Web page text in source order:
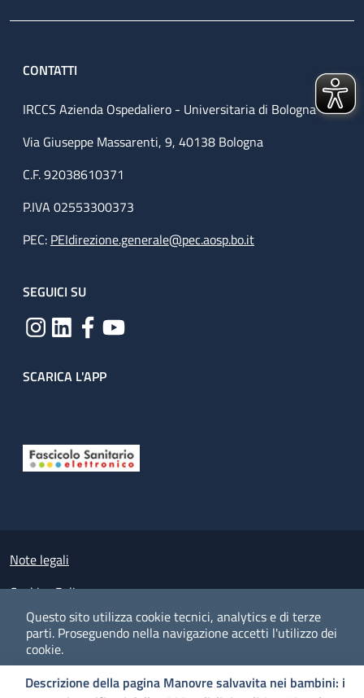
Questo sito utilizza cookie tecnici, analytics e di terze
parti. Proseguendo nella navigazione accetti l'utilizzo dei
cookie.
PREFERENZECOOKIESACCETTOI
Descrizione della pagina Manovre salvavita nei bambini: i
CONTATTI
IRCCS Azienda Ospedaliero - Universitaria di Bologna
Via Giuseppe Massarenti, 9, 40138 Bologna
C.F. 92038610371
P.IVA 02553300373
PEC: PEIdirezione.generale@pec.aosp.bo.it
SEGUICI SU
SCARICA L'APP
Small prints
Note legali
Cookies Policy
Policy privacy e protezione del dato personale
Albo pretorio on-line
Dichiarazione di accessibilità